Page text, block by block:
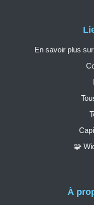
À
En savoir plus
🧩